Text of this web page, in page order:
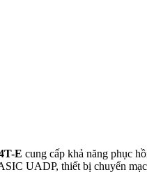
E cung cấp khả năng phục
UADP, thiết bị chuyển